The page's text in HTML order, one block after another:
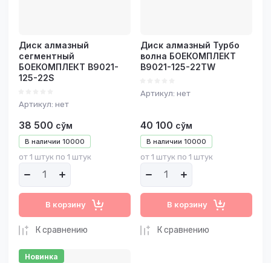
Диск алмазный
сегментный
БОЕКОМПЛЕКТ B9021-
125-22S
Артикул: нет
В наличии 10000
38 500 сўм
от 1 штук по 1 штук
В корзину
К сравнению
Диск алмазный Турбо
волна БОЕКОМПЛЕКТ
B9021-125-22TW
Артикул: нет
В наличии 10000
40 100 сўм
от 1 штук по 1 штук
В корзину
К сравнению
Новинка